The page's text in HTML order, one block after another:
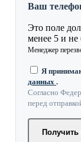
Ваш
Это поле
менее 5 и не
Менеджер
Я
данных .
Согласно
перед